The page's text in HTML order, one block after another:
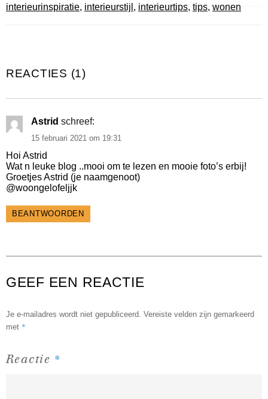
interieurinspiratie, interieurstijl , interieurtips, tips, wonen
REACTIES (1)
Astrid schreef:
15 februari 2021 om 19:31
Hoi Astrid
Wat n leuke blog ..mooi om te lezen en mooie foto’s erbij!
Groetjes Astrid (je naamgenoot)
@woongelofeljjk
BEANTWOORDEN
GEEF EEN REACTIE
Je e-mailadres wordt niet gepubliceerd. Vereiste velden zijn gemarkeerd
met *
Reactie *